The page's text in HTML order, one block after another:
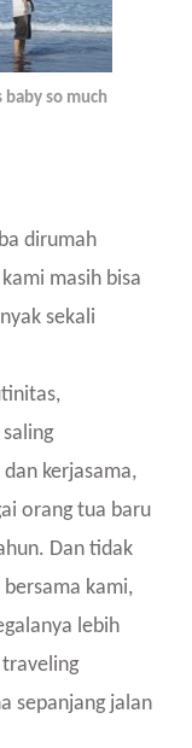
baby so much
dirumah
masih bisa
sekali
kerjasama,
orang tua baru
Dan tidak
kami,
lebih
sepanjang jalan